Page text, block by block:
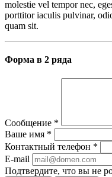
molestie vel tempor nec,
porttitor iaculis pulvinar,
quam sit.
Форма в 2 ряда
Сообщение *
Ваше имя *
Контактный телефон *
E-mail
Подтвердите, что вы не